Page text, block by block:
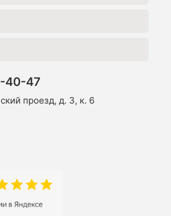
40-47
проезд, д. 3, к. 6